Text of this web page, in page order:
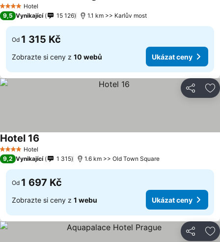
4 Počet hvězdiček
Hotel
9,5 Vynikající 15 126 1.1 km >> Karlův most
Od 1 315 Kč
Zobrazte si ceny z 10 webů Ukázat ceny
Sdílet
4 Počet hvězdiček
Hotel
Hotel 16
9,2 Vynikající 1 315 1.6 km >> Old Town Square
Od 1 697 Kč
Zobrazte si ceny z 1 webu Ukázat ceny
Sdílet